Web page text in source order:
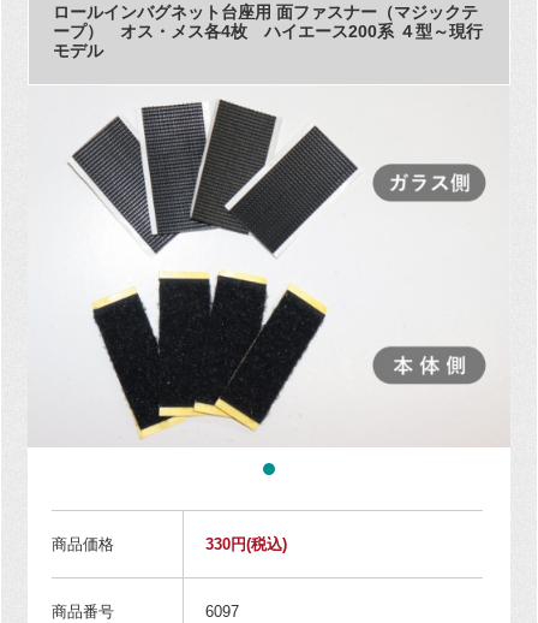
ロールインバグネット台座用 面ファスナー（マジックテ
ープ） オス・メス各4枚 ハイエース200系 ４型～現行
モデル
商品価格 330円(税込)
商品番号 6097